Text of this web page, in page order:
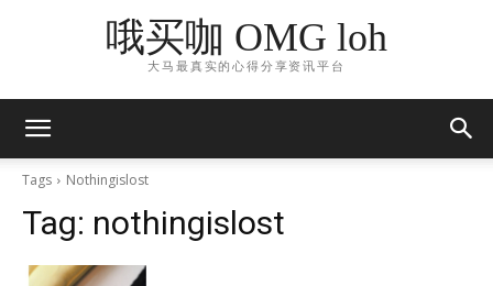
哦买咖 OMG loh
大马最真实的心得分享资讯平台
Tags Nothingislost
Tag: nothingislost